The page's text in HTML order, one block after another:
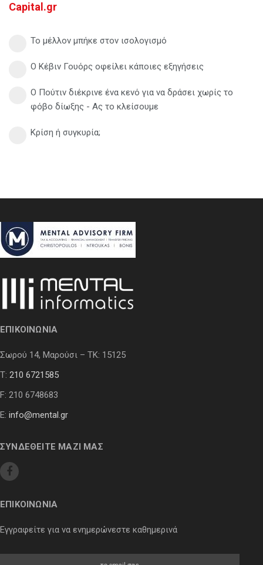
Capital.gr
Το μέλλον μπήκε στον ισολογισμό
Ο Κέβιν Γουόρς οφείλει κάποιες εξηγήσεις
Ο Πούτιν διέκρινε ένα κενό για να δράσει χωρίς το
φόβο δίωξης - Ας το κλείσουμε
Κρίση ή συγκυρία;
ΕΠΙΚΟΙΝΩΝΙΑ
Σωρού 14, Μαρούσι – ΤΚ: 15125
Τ: 210 6721585
F: 210 6748683
E: info@mental.gr
ΣΥΝΔΕΘΕΙΤΕ ΜΑΖΙ ΜΑΣ
ΕΠΙΚΟΙΝΩΝΙΑ
Εγγραφείτε για να ενημερώνεστε καθημερινά